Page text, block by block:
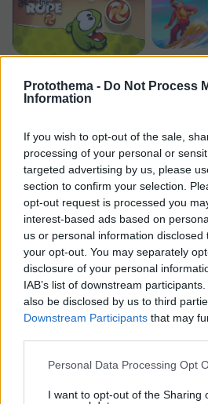
Protothema - Do Not Process
Information
If you wish to opt-out of the sale,
processing of your personal or
targeted advertising by us, please
section to confirm your selection.
opt-out request is processed you
interest-based ads based on
us or personal information
your opt-out. You may separately
disclosure of your personal
IAB’s list of downstream
also be disclosed by us to third
Downstream Participants that may
Please note that this website/app
not limited to your visit or usage
Personal Data Processing Opt
I want to opt-out of the Sharing
Northern
Best of Network